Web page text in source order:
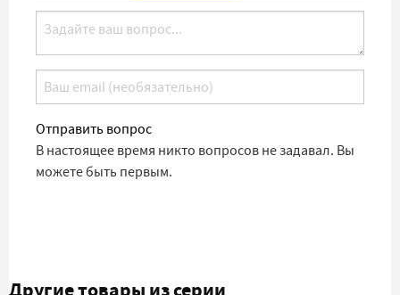
Отправить вопрос
В настоящее время никто вопросов не задавал. Вы
можете быть первым.